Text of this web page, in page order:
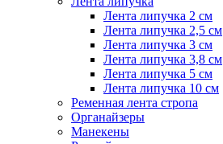
Лента липучка 2 см
Лента липучка 2,5 см
Лента липучка 3 см
Лента липучка 3,8 см
Лента липучка 5 см
Лента липучка 10 см
Ременная лента стропа
Органайзеры
Манекены